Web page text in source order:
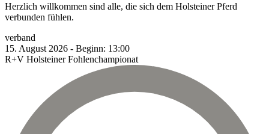
Herzlich willkommen sind alle, die sich dem Holsteiner Pferd
verbunden fühlen.
verband
15. August 2026 - Beginn: 13:00
R+V Holsteiner Fohlenchampionat